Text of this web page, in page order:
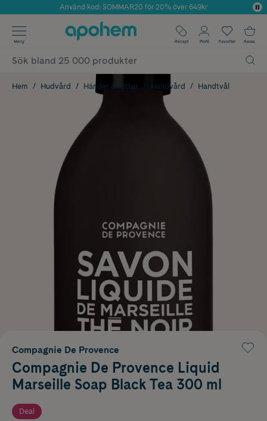
Årets Butik 2025 inom Skönhet
Använd kod: SOMMAR20 för 20% över 649kr
✓ Fri frakt
✓ Poäng på alla köp*
Meny Recept Profil Favoriter Kassa
Hem Hudvård Händer & fötter Handvård Handtvål
Compagnie De Provence
Compagnie De Provence Liquid
Marseille Soap Black Tea 300 ml
Deal